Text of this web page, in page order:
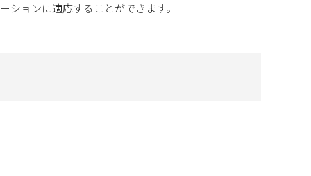
ョンに適応することができます。